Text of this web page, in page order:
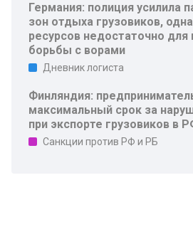
Германия: полиция усилила
зон отдыха грузовиков,
ресурсов недостаточно для
борьбы с ворами
Дневник логиста
Финляндия:
максимальный срок за
при экспорте грузовиков в
Санкции против РФ и РБ